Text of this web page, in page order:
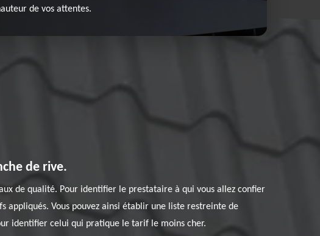
de vos attentes.
de rive.
de qualité. Pour identifier le prestataire à qui vous allez confier
appliqués. Vous pouvez ainsi établir une liste restreinte de
identifier celui qui pratique le tarif le moins cher.